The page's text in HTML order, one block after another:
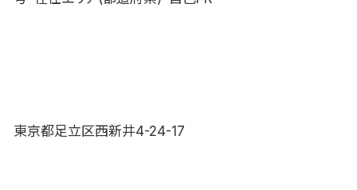
東京都足立区西新井4-24-17